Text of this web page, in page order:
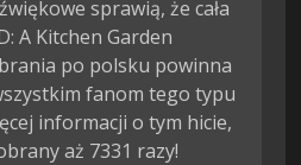
sprawią, że cała
A Kitchen Garden
po polsku powinna
fanom tego typu
informacji o tym hicie,
aż 7331 razy!